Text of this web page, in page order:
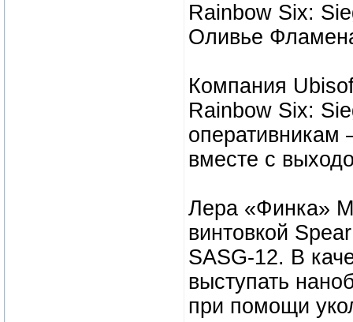
Rainbow Six:
Оливье
Компания
Rainbow Six:
оперативникам
вместе с
Лера «Финка»
винтовкой
SASG-12. В
выступать
при помощи